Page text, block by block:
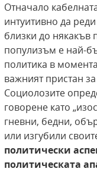
Отначало
интуитивно да
близки до някакъв
популизъм е най-
политика в
важният пристан
Социолозите
говорене като
гневни, бедни,
или изгубили
политически
политическата